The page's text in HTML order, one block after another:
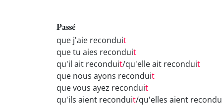
Passé
que j'aie reconduit
que tu aies reconduit
qu'il ait reconduit/qu'elle ait reconduit
que nous ayons reconduit
que vous ayez reconduit
qu'ils aient reconduit/qu'elles aient